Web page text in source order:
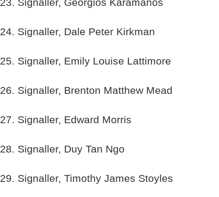
24. Signaller, Dale Peter Kirkman
25. Signaller, Emily Louise Lattimore
26. Signaller, Brenton Matthew Mead
27. Signaller, Edward Morris
28. Signaller, Duy Tan Ngo
29. Signaller, Timothy James Stoyles